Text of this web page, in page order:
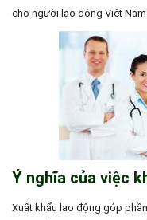
cho người lao động Việt
Ý nghĩa của việc
Xuất khẩu lao động góp